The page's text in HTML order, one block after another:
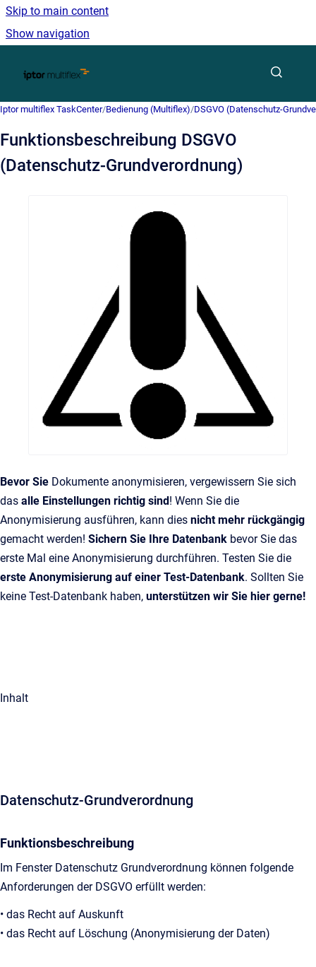
Skip to main content
Show navigation
Iptor multiflex TaskCenter/Bedienung (Multiflex)/DSGVO (Datenschutz-
Funktionsbeschreibung DSGVO
(Datenschutz-Grundverordnung)
Bevor Sie Dokumente anonymisieren, vergewissern Sie sich
das alle Einstellungen richtig sind! Wenn Sie die
Anonymisierung ausführen, kann dies nicht mehr rückgängig
gemacht werden! Sichern Sie Ihre Datenbank bevor Sie das
erste Mal eine Anonymisierung durchführen. Testen Sie die
erste Anonymisierung auf einer Test-Datenbank. Sollten Sie
keine Test-Datenbank haben, unterstützen wir Sie hier gerne!
Inhalt
Datenschutz-Grundverordnung
Funktionsbeschreibung
Im Fenster Datenschutz Grundverordnung können folgende
Anforderungen der DSGVO erfüllt werden:
• das Recht auf Auskunft
• das Recht auf Löschung (Anonymisierung der Daten)